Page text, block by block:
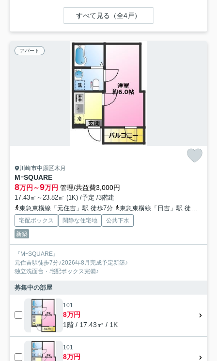
すべて見る（全4戸）
アパート
川崎市中原区木月
MｰSQUARE
8万円～9万円 管理/共益費3,000円
17.43㎡～23.82㎡ (1K) /予定 /3階建
東急東横線「元住吉」駅 徒歩7分
東急東横線「日吉」駅 徒歩16分
宅配ボックス 閑静な住宅地
公共下水
新築
『MｰSQUARE』
元住吉駅徒歩7分♪2026年8月完成予定新築♪
独立洗面台・宅配ボックス完備♪
募集中の部屋
101
8万円
1階 / 17.43㎡ / 1K
101
8万円